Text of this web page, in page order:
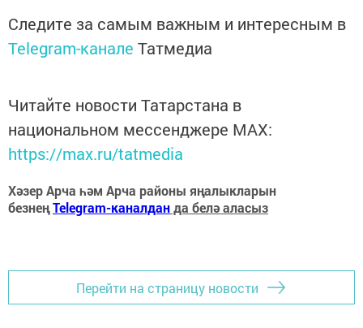
Следите за самым важным и интересным в
Telegram-канале Татмедиа
Читайте новости Татарстана в
национальном мессенджере MАХ:
https://max.ru/tatmedia
Хәзер Арча һәм Арча районы яңалыкларын
безнеңTelegram-каналданда белә аласыз
Перейти на страницу новости